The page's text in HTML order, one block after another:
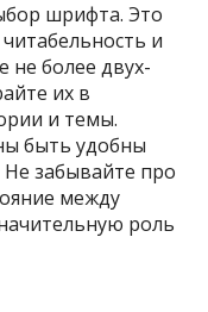
шрифта. Это
и
не более двух-
их в
и темы.
быть удобны
Не забывайте про
между
роль